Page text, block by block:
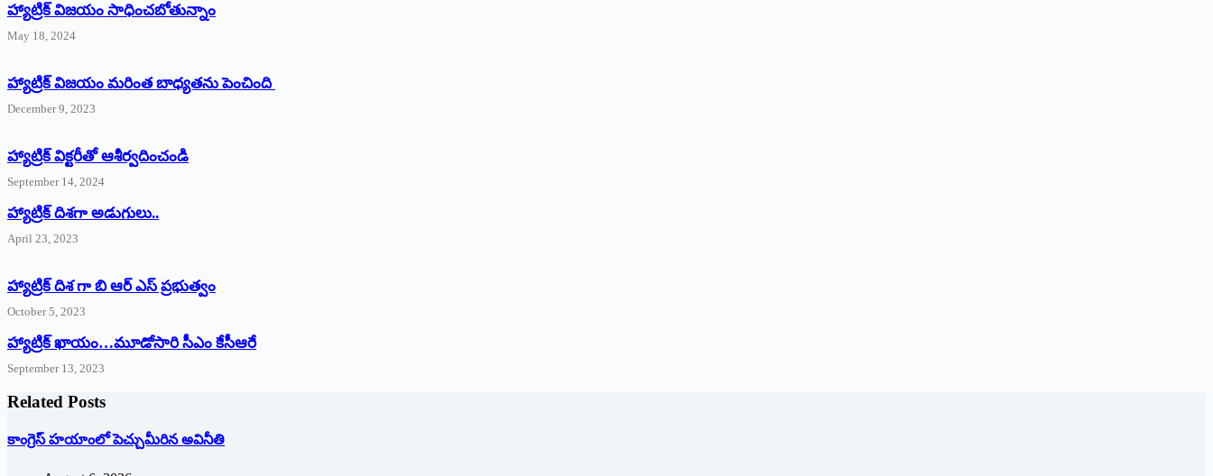
హ్యాట్రిక్‌ విజయం సాధించబోతున్నాం
May 18, 2024
హ్యాట్రిక్ విజయం మరింత బాధ్యతను పెంచింది
December 9, 2023
హ్యాట్రిక్‌ ‌విక్టరీతో ఆశీర్వదించండి
September 14, 2024
‌హ్యాట్రిక్‌ ‌దిశగా అడుగులు..
April 23, 2023
హ్యాట్రిక్ దిశ గా బి ఆర్ ఎస్ ప్రభుత్వం
October 5, 2023
హ్యాట్రిక్‌ ‌ఖాయం…మూడోసారి సీఎం కేసీఆరే
September 13, 2023
Related Posts
కాంగ్రెస్ హయాంలో పెచ్చుమీరిన అవినీతి